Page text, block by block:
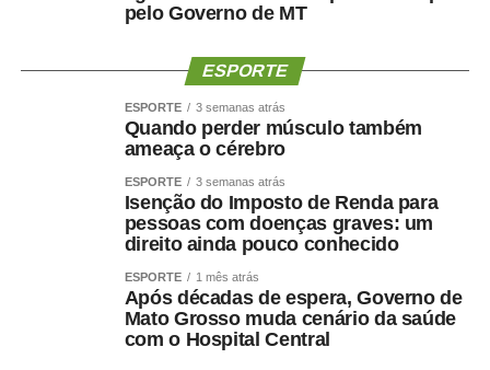
COMENTE ABAIXO:
WhatsApp
Facebook
Twitter
Messenger
LinkedIn
Share
pelo Governo de MT
ESPORTE
ESPORTE 3 semanas atrás
Quando perder músculo também
ameaça o cérebro
ESPORTE 3 semanas atrás
Isenção do Imposto de Renda para
pessoas com doenças graves: um
direito ainda pouco conhecido
ESPORTE 1 mês atrás
Após décadas de espera, Governo de
Mato Grosso muda cenário da saúde
com o Hospital Central